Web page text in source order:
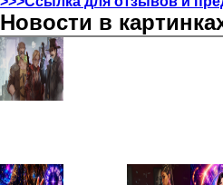
Новости в